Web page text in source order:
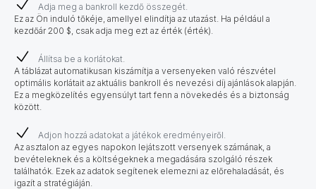
Adja meg a bankroll kezdő összegét.
Ez az Ön induló tőkéje, amellyel elindítja az utazást. Ha például a
kezdőár 200 $, csak adja meg ezt az érték (érték).
Állítsa be a korlátokat.
A táblázat automatikusan kiszámítja a versenyeken való részvétel
optimális korlátait az aktuális bankroll és nevezési díj ajánlások alapján.
Ez a megközelítés egyensúlyt tart fenn a növekedés és a biztonság
között.
Adjon hozzá adatokat a játékok eredményeiről.
Az asztalon az egyes napokon lejátszott versenyek számának, a
bevételeknek és a költségeknek a megadására szolgáló részek
találhatók. Ezek az adatok segítenek elemezni az előrehaladását, és
igazít a stratégiáján.